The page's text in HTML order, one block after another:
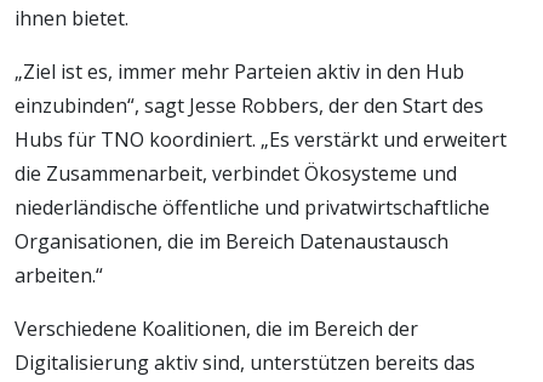
ihnen bietet.
„Ziel ist es, immer mehr Parteien aktiv in den Hub
einzubinden“, sagt Jesse Robbers, der den Start des
Hubs für TNO koordiniert. „Es verstärkt und erweitert
die Zusammenarbeit, verbindet Ökosysteme und
niederländische öffentliche und privatwirtschaftliche
Organisationen, die im Bereich Datenaustausch
arbeiten.“
Verschiedene Koalitionen, die im Bereich der
Digitalisierung aktiv sind, unterstützen bereits das